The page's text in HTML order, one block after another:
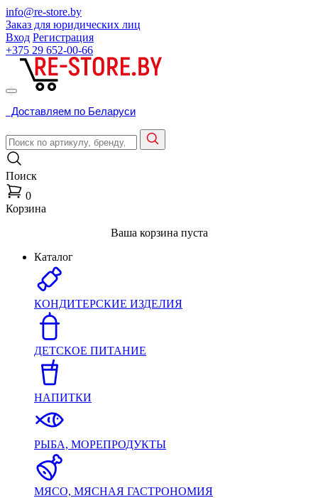
info@re-store.by
Заказ для юридических лиц
Вход Регистрация
+375 29 652-00-66
Доставляем по Беларуси
Поиск
0
Корзина
Ваша корзина пуста
Каталог
КОНДИТЕРСКИЕ ИЗДЕЛИЯ
ДЕТСКОЕ ПИТАНИЕ
НАПИТКИ
РЫБА, МОРЕПРОДУКТЫ
МЯСО, МЯСНАЯ ГАСТРОНОМИЯ